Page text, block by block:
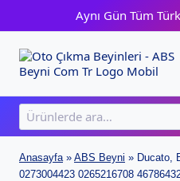
content
Aynı Gün Tüm
Ara:
Anasayfa» ABS Beyni » Ducato,
0273004423 0265216708